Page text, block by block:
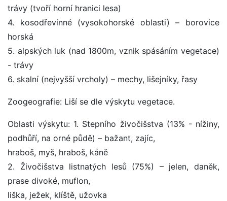
trávy (tvoří horní hranici lesa)
4. kosodřevinné (vysokohorské oblasti) – borovice
horská
5. alpských luk (nad 1800m, vznik spásáním vegetace)
- trávy
6. skalní (nejvyšší vrcholy) – mechy, lišejníky, řasy
Zoogeografie: Liší se dle výskytu vegetace.
Oblasti výskytu: 1. Stepního živočišstva (13% - nížiny,
podhůří, na orné půdě) – bažant, zajíc,
hraboš, myš, hraboš, káně
2. Živočišstva listnatých lesů (75%) – jelen, daněk,
prase divoké, muflon,
liška, ježek, klíště, užovka